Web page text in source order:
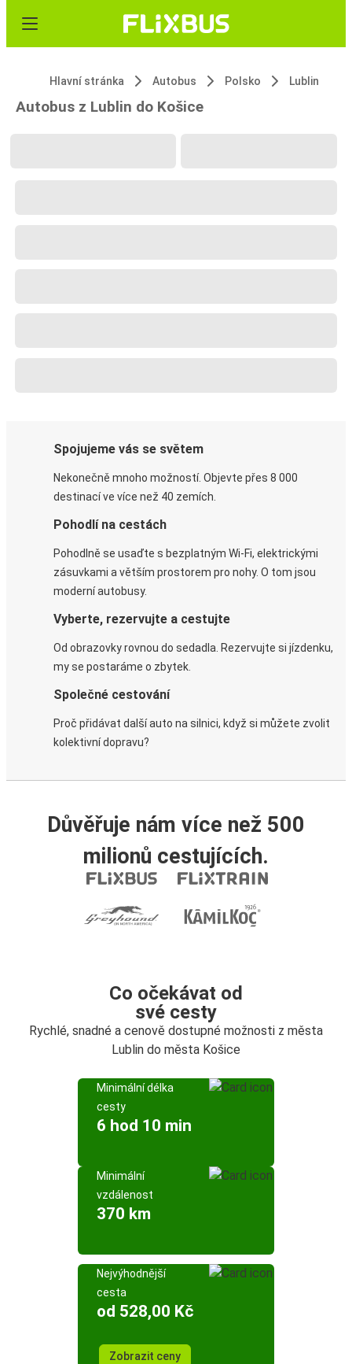
Hlavní stránka Autobus Polsko Lublin
Autobus z Lublin do Košice
Spojujeme vás se světem
Nekonečně mnoho možností. Objevte přes 8 000
destinací ve více než 40 zemích.
Pohodlí na cestách
Pohodlně se usaďte s bezplatným Wi-Fi, elektrickými
zásuvkami a větším prostorem pro nohy. O tom jsou
moderní autobusy.
Vyberte, rezervujte a cestujte
Od obrazovky rovnou do sedadla. Rezervujte si jízdenku,
my se postaráme o zbytek.
Společné cestování
Proč přidávat další auto na silnici, když si můžete zvolit
kolektivní dopravu?
Důvěřuje nám více než 500
milionů cestujících.
Co očekávat od
své cesty
Rychlé, snadné a cenově dostupné možnosti z města
Lublin do města Košice
Minimální délka
cesty
6 hod 10 min
Minimální
vzdálenost
370 km
Nejvýhodnější
cesta
od 528,00 Kč
Zobrazit ceny